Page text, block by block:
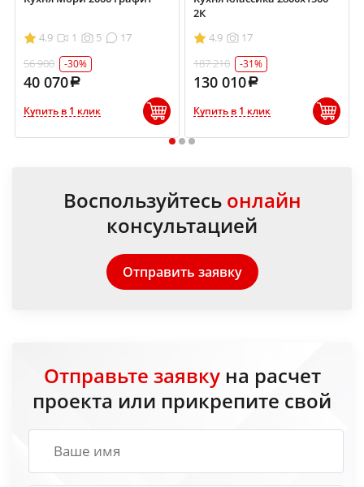
4.9 1 5
17
56 900
-30%
40 070
Купить в 1 клик
2К
4.9
17
187 210
-31%
130 010
Купить в 1 клик
1 2 3
Воспользуйтесь онлайн
консультацией
Отправить заявку
Отправьте заявкуна расчет
проекта или прикрепите свой